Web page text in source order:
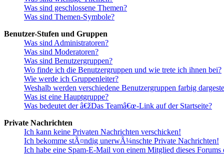
Was sind geschlossene Themen?
Was sind Themen-Symbole?
Benutzer-Stufen und Gruppen
Was sind Administratoren?
Was sind Moderatoren?
Was sind Benutzergruppen?
Wo finde ich die Benutzergruppen und wie trete ich ihnen bei?
Wie werde ich Gruppenleiter?
Weshalb werden verschiedene Benutzergruppen farbig
Was ist eine Hauptgruppe?
Was bedeutet der â€žDas Teamâ€œ-Link auf der Startseite?
Private Nachrichten
Ich kann keine Privaten Nachrichten verschicken!
Ich bekomme stÃ¤ndig unerwÃ¼nschte Private Nachrichten!
Ich habe eine Spam-E-Mail von einem Mitglied dieses Forums